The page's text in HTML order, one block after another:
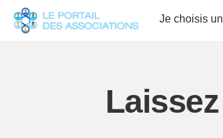
Je choisis
Panneau de gestion des cookies